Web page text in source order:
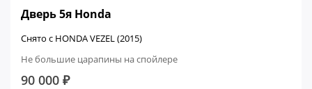
Дверь 5я Honda
Снято с HONDA VEZEL (2015)
Не большие царапины на спойлере
90 000 ₽